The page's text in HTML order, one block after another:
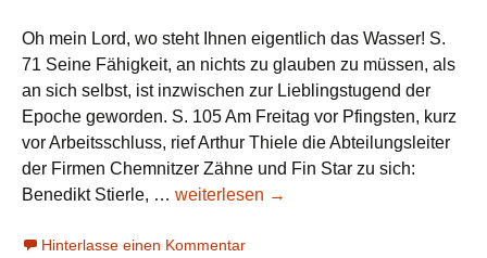
Oh mein Lord, wo steht Ihnen eigentlich das Wasser! S.
71 Seine Fähigkeit, an nichts zu glauben zu müssen, als
an sich selbst, ist inzwischen zur Lieblingstugend der
Epoche geworden. S. 105 Am Freitag vor Pfingsten, kurz
vor Arbeitsschluss, rief Arthur Thiele die Abteilungsleiter
der Firmen Chemnitzer Zähne und Fin Star zu sich:
Benedikt Stierle, … Martin
Brief
weiterlesen →
Hinterlasse einen Kommentar